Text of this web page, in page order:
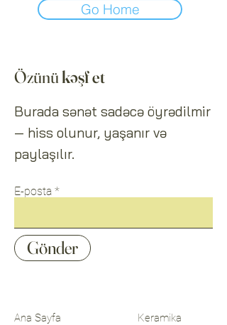
Go Home
Özünükəşf et
Burada sənət sadəcə öyrədilmir
— hiss olunur, yaşanır və
paylaşılır.
E-posta
Gönder
Ana Sayfa Keramika